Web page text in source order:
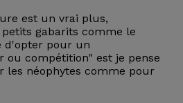
est un vrai plus,
gabarits comme le
d'opter pour un
ou compétition" est je pense
les néophytes comme pour